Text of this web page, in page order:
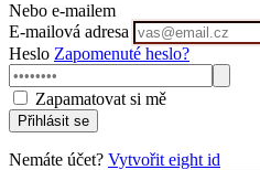
Nebo e-mailem
E-mailová adresa
Heslo Zapomenuté heslo?
Zapamatovat si mě
Přihlásit se
Nemáte účet? Vytvořit eight id